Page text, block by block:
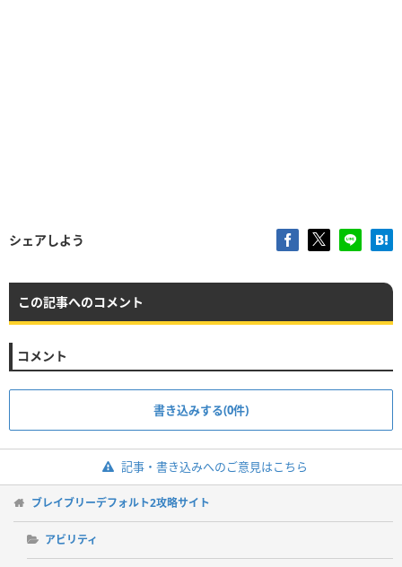
シェアしよう
この記事へのコメント
コメント
書き込みする(0件)
記事・書き込みへのご意見はこちら
ブレイブリーデフォルト2攻略サイト
アビリティ